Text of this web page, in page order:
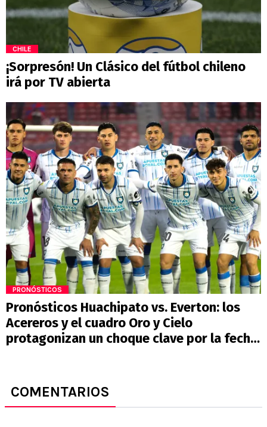
CHILE
¡Sorpresón! Un Clásico del fútbol chileno
irá por TV abierta
PRONÓSTICOS
Pronósticos Huachipato vs. Everton: los
Acereros y el cuadro Oro y Cielo
protagonizan un choque clave por la fecha
COMENTARIOS